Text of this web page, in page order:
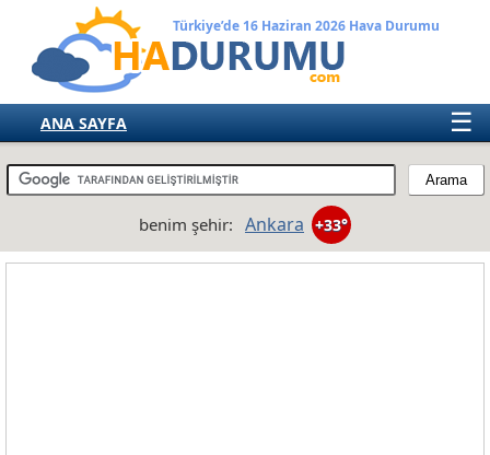
Türkiye’de 16 Haziran 2026 Hava Durumu
☰
ANA SAYFA
TÜRKİYE
AVRUPA
benim şehir: Ankara +33°